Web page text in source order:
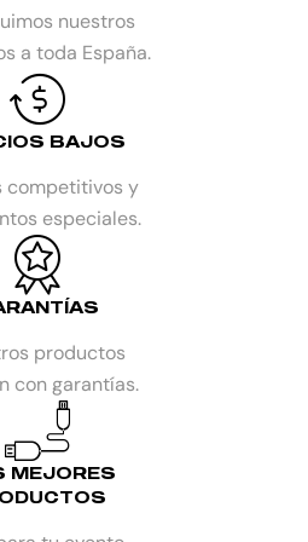
nuestros
a toda España.
BAJOS
competitivos y
especiales.
productos
con garantías.
MEJORES